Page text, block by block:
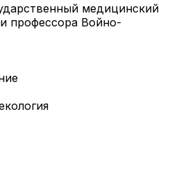
медицинский
профессора Войно-